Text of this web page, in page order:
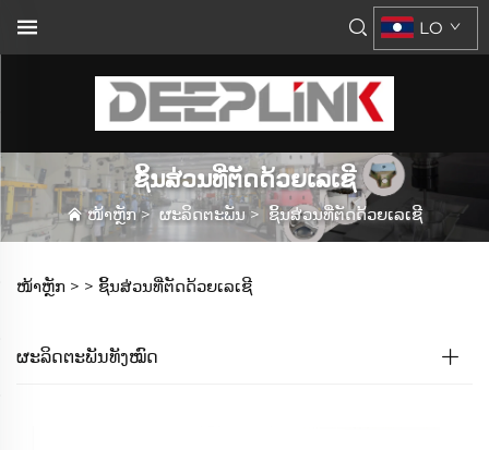
LO
ຊິ້ນສ່ວນທີ່ຕັດດ້ວຍເລເຊີ
ໜ້າຫຼັກ> ຜະລິດຕະພັນ > ຊິ້ນສ່ວນທີ່ຕັດດ້ວຍເລເຊີ
ໜ້າຫຼັກ > > ຊິ້ນສ່ວນທີ່ຕັດດ້ວຍເລເຊີ
ຜະລິດຕະພັນທັງໝົດ